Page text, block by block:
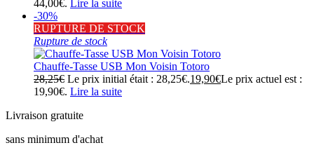
44,00€.
Lire la suite
-30%
RUPTURE DE STOCK
Rupture de stock
Chauffe-Tasse USB Mon Voisin Totoro
28,25€ Le prix initial était : 28,25€.19,90€Le prix actuel est :
19,90€. Lire la suite
Livraison gratuite
sans minimum d'achat